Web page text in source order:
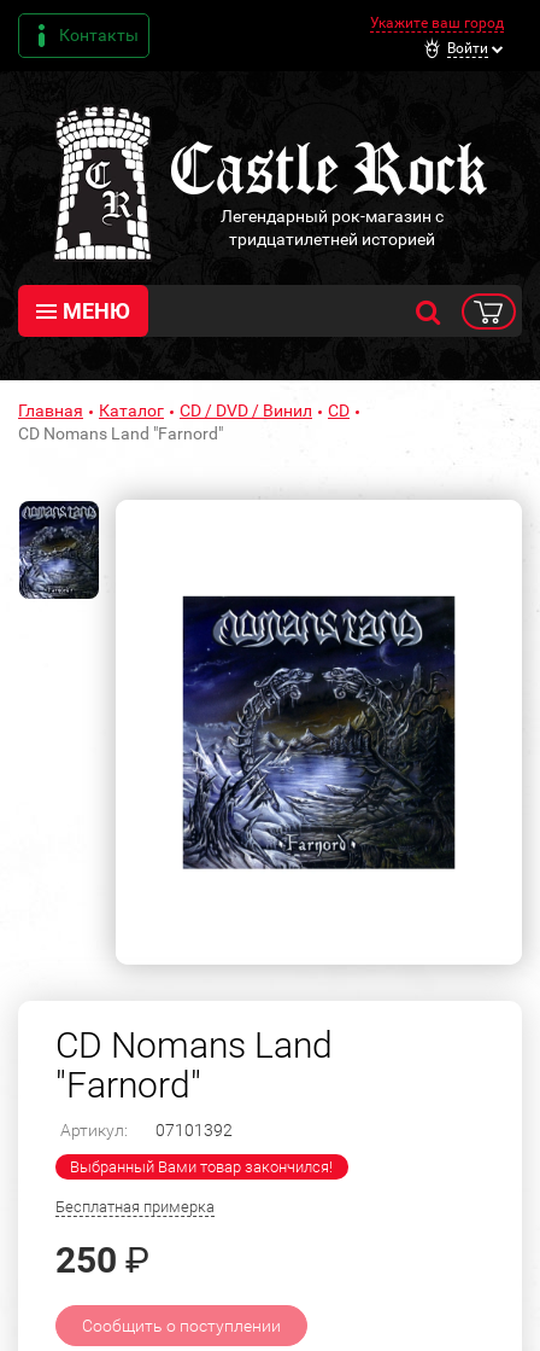
Контакты
Укажите ваш город
Войти
Легендарный рок-магазин с
тридцатилетней историей
МЕНЮ
Главная Каталог CD / DVD / Винил
CD
CD Nomans Land "Farnord"
CD Nomans Land
"Farnord"
Артикул: 07101392
Выбранный Вами товар закончился!
Бесплатная примерка
250 ₽
Сообщить о поступлении